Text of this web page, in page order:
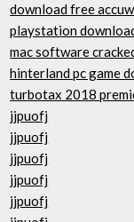
download free
playstation
mac software
hinterland pc game
turbotax 2018
jjpuofj
jjpuofj
jjpuofj
jjpuofj
jjpuofj